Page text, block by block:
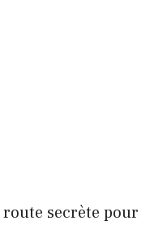
route secrète pour